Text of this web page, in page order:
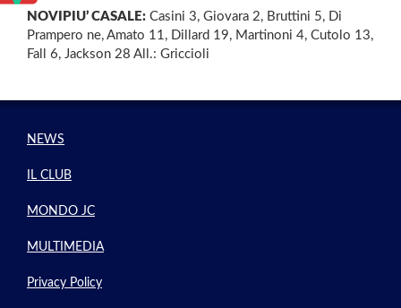
NOVIPIU’ CASALE: Casini 3, Giovara 2, Bruttini 5, Di
Prampero ne, Amato 11, Dillard 19, Martinoni 4, Cutolo 13,
Fall 6, Jackson 28 All.: Griccioli
NEWS
IL CLUB
MONDO JC
MULTIMEDIA
Privacy Policy